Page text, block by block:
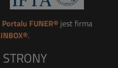
Portalu FUNER®jest firma
.